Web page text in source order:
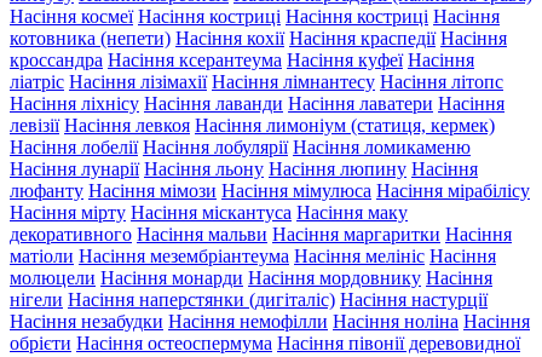
Насіння космеї Насіння костриці Насіння костриці Насіння
котовника (непети) Насіння кохії Насіння краспедії Насіння
кроссандра Насіння ксерантеума Насіння куфеї Насіння
ліатріс Насіння лізімахії Насіння лімнантесу Насіння літопс
Насіння ліхнісу Насіння лаванди Насіння лаватери Насіння
левізії Насіння левкоя Насіння лимоніум (статиця, кермек)
Насіння лобелії Насіння лобулярії Насіння ломикаменю
Насіння лунарії Насіння льону Насіння люпину Насіння
люфанту Насіння мімози Насіння мімулюса Насіння мірабілісу
Насіння мірту Насіння міскантуса Насіння маку
декоративного Насіння мальви Насіння маргаритки Насіння
матіоли Насіння мезембріантеума Насіння мелініс Насіння
молюцели Насіння монарди Насіння мордовнику Насіння
нігели Насіння наперстянки (дигіталіс) Насіння настурції
Насіння незабудки Насіння немофілли Насіння ноліна Насіння
обрієти Насіння остеоспермума Насіння півонії деревовидної